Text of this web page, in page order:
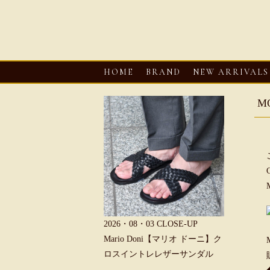
HOME BRAND NEW ARRIVALS
2026・08・03 CLOSE-UP
Mario Doni【マリオ ドーニ】ク
ロスイントレレザーサンダル
Mario Doni
ープント